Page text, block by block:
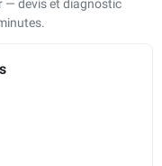
— devis et diagnostic